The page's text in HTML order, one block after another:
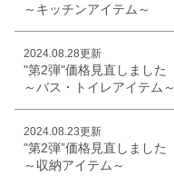
～キッチンアイテム～
2024.08.28更新
"第2弾"価格見直しました
～バス・トイレアイテム～
2024.08.23更新
"第2弾”価格見直しました
～収納アイテム～